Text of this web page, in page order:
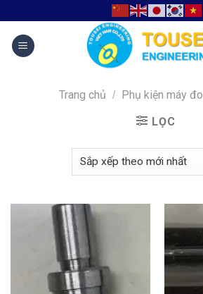
Trang chủ / Phụ kiện máy đo
LỌC